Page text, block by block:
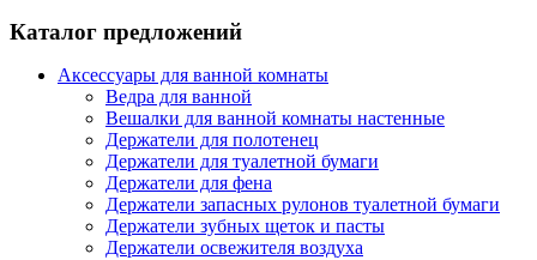
Каталог предложений
Аксессуары для ванной комнаты
Ведра для ванной
Вешалки для ванной комнаты настенные
Держатели для полотенец
Держатели для туалетной бумаги
Держатели для фена
Держатели запасных рулонов туалетной бумаги
Держатели зубных щеток и пасты
Держатели освежителя воздуха